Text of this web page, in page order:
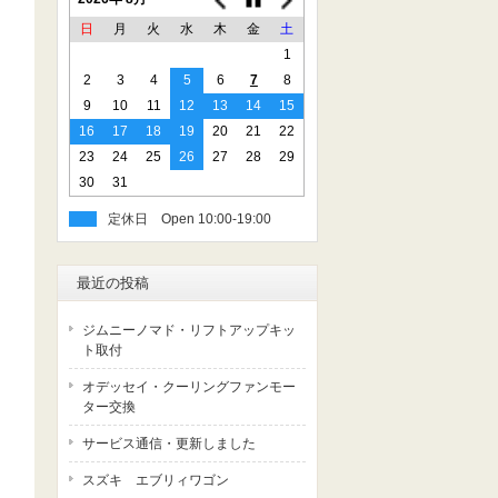
日
月 火 水 木 金
土
1
2
3 4 5 6 7
8
9
10 11 12 13 14
15
16
17 18 19 20 21
22
23
24 25 26 27 28
29
30
31
定休日
最近の投稿
ジムニーノマド・リフトアップキッ
ト取付
オデッセイ・クーリングファンモー
ター交換
サービス通信・更新しました
スズキ エブリィワゴン